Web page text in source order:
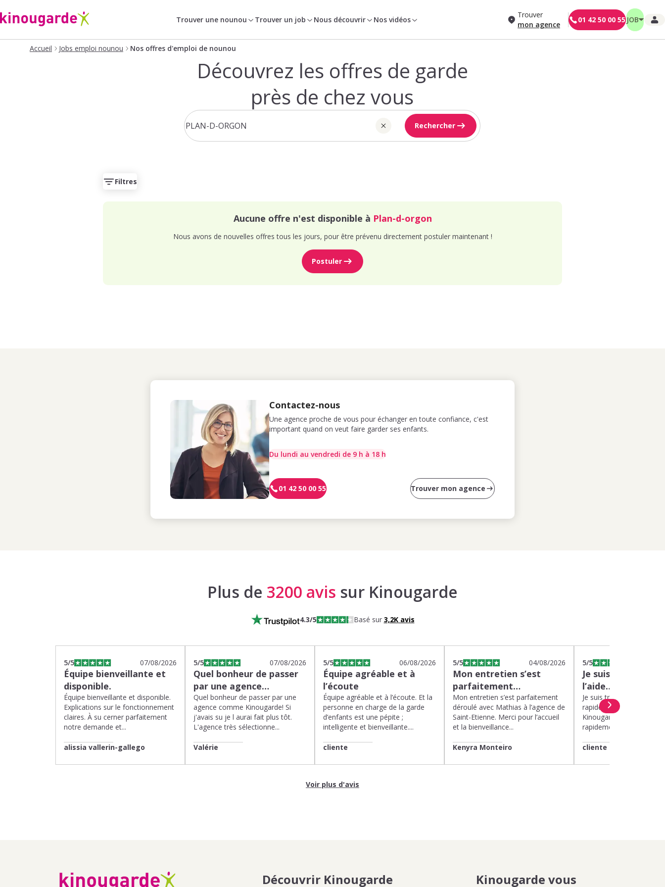
Trouver une nounou Trouver un job Nous découvrir Nos vidéos
Trouver
mon agence
01 42 50 00 55 JOB
Accueil Jobs emploi nounou Nos offres d'emploi de nounou
Découvrez les offres de garde
près de chez vous
Rechercher
Filtres
Aucune offre n'est disponible à Plan-d-orgon
Nous avons de nouvelles offres tous les jours, pour être prévenu directement postuler maintenant !
Postuler
Contactez-nous
Une agence proche de vous pour échanger en toute confiance, c'est
important quand on veut faire garder ses enfants.
Du lundi au vendredi de 9 h à 18 h
01 42 50 00 55 Trouver mon agence
Plus de 3200 avis sur Kinougarde
4.3/5 Basé sur 3,2Kavis
5/5 07/08/2026
Équipe bienveillante et
disponible.
Équipe bienveillante et disponible.
Explications sur le fonctionnement
claires. À su cerner parfaitement
notre demande et...
alissia vallerin-gallego
5/5 07/08/2026
Quel bonheur de passer
par une agence…
Quel bonheur de passer par une
agence comme Kinougarde! Si
j'avais su je l aurai fait plus tôt.
L'agence très sélectionne...
Valérie
5/5 06/08/2026
Équipe agréable et à
l’écoute
Équipe agréable et à l’écoute. Et la
personne en charge de la garde
d’enfants est une pépite ;
intelligente et bienveillante....
cliente
5/5 04/08/2026
Mon entretien s’est
parfaitement…
Mon entretien s’est parfaitement
déroulé avec Mathias à l’agence de
Saint-Etienne. Merci pour l’accueil
et la bienveillance...
Kenyra Monteiro
5/5
Je suis très
l’aide…
Je suis très satisfaite de
rapide et efficace
Kinougarde. On m’a
rapidement et une
cliente
Voir plus d'avis
Découvrir Kinougarde
Kinougarde vous